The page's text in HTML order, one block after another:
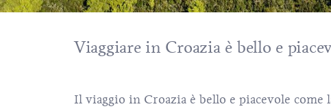
Viaggiare in Croazia è bello e
Il viaggio in Croazia è bello e piacevole come